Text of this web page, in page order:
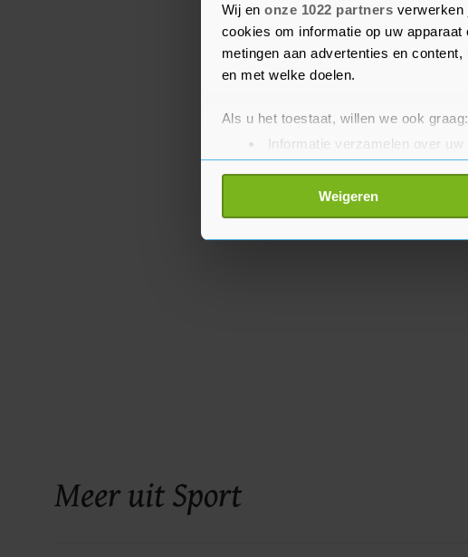
Wij en onze 1022 partners verwerken
cookies om informatie op uw
metingen aan advertenties en
en met welke doelen.
Als u het toestaat, willen we ook graag:
Informatie verzamelen over
Uw apparaat identificeren
Lees meer over hoe uw persoonlijke
toestemming op elk moment wijzigen
Weigeren
van de Conference League aan
avontuur.
Meer uit Sport